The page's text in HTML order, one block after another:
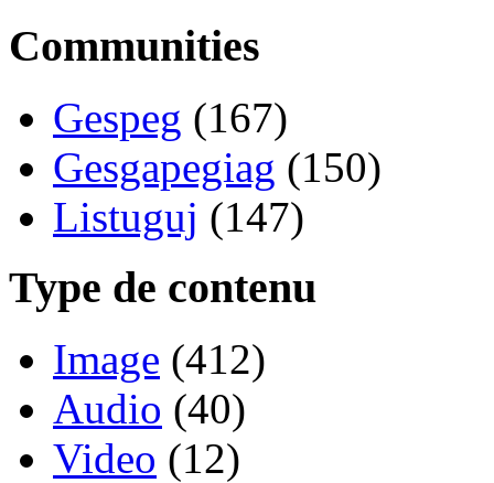
Communities
Gespeg (167)
Gesgapegiag (150)
Listuguj (147)
Type de contenu
Image (412)
Audio (40)
Video (12)